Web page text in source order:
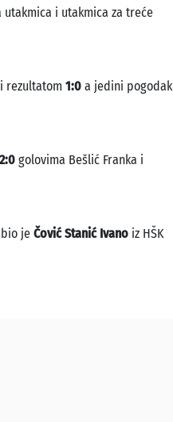
utakmica i utakmica za treće
rezultatom 1:0 a jedini pogodak
2:0 golovima Bešlić Franka i
je Čović Stanić Ivano iz HŠK